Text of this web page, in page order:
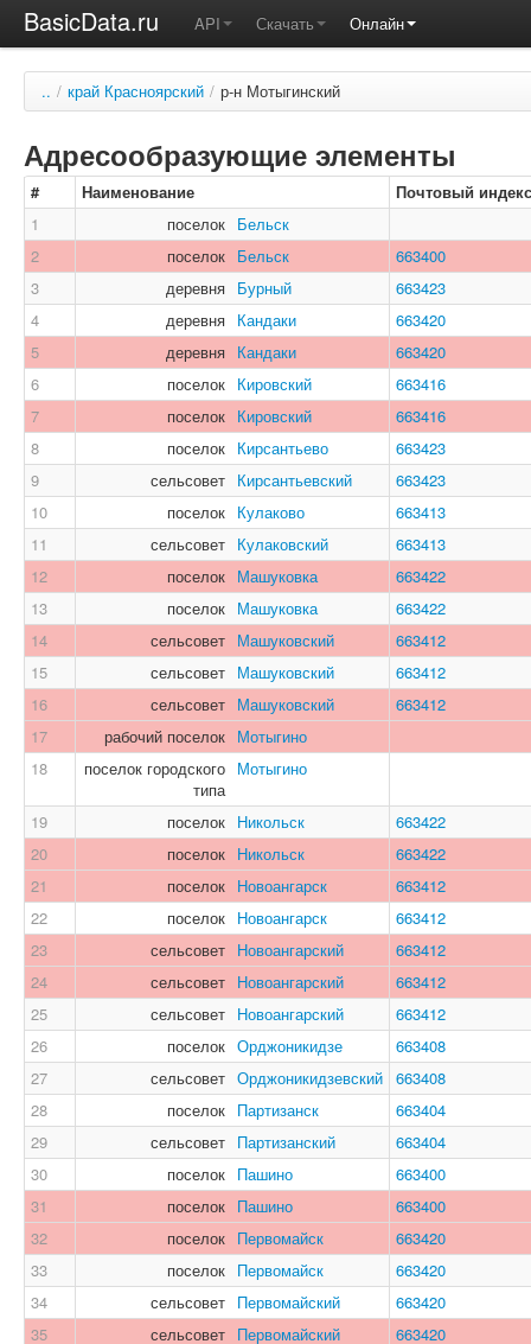
BasicData.ru API Скачать Онлайн
.. / край Красноярский / р-н Мотыгинский
Адресообразующие элементы
# Наименование
Почтовый индекс
1
поселок Бельск
2
поселок Бельск
663400
3
деревня Бурный
663423
4
деревня Кандаки
663420
5
деревня Кандаки
663420
6
поселок Кировский
663416
7
поселок Кировский
663416
8
поселок Кирсантьево
663423
9
сельсовет Кирсантьевский
663423
10
поселок Кулаково
663413
11
сельсовет Кулаковский
663413
12
поселок Машуковка
663422
13
поселок Машуковка
663422
14
сельсовет Машуковский
663412
15
сельсовет Машуковский
663412
16
сельсовет Машуковский
663412
17
рабочий поселок Мотыгино
18
поселок городского
типа
Мотыгино
19 поселок Никольск
663422
20
поселок Никольск
663422
21
поселок Новоангарск
663412
22
поселок Новоангарск
663412
23
сельсовет Новоангарский
663412
24
сельсовет Новоангарский
663412
25
сельсовет Новоангарский
663412
26
поселок Орджоникидзе
663408
27
сельсовет Орджоникидзевский 663408
28
поселок Партизанск
663404
29
сельсовет Партизанский
663404
30
поселок Пашино
663400
31
поселок Пашино
663400
32
поселок Первомайск
663420
33
поселок Первомайск
663420
34
сельсовет Первомайский
663420
35
сельсовет Первомайский
663420